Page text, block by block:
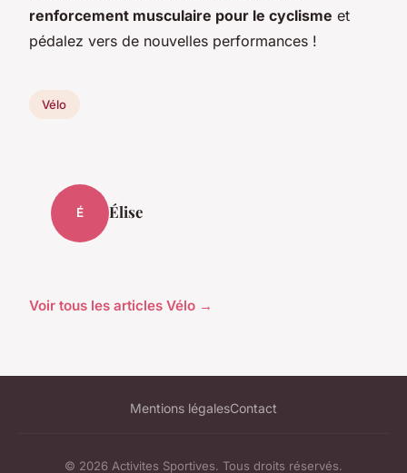
renforcement musculaire pour le cyclisme et
pédalez vers de nouvelles performances !
Vélo
É Élise
Voir tous les articles Vélo →
Mentions légalesContact
© 2026 Activites Sportives. Tous droits réservés.